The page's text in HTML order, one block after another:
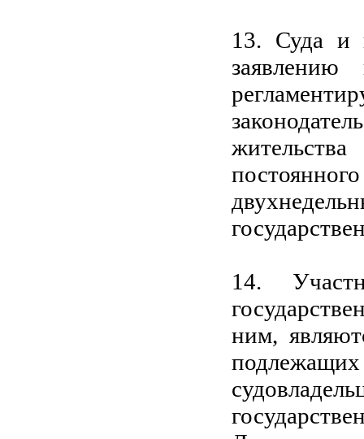
13. Суда и
заявлению
14.
ним,
подлежащих